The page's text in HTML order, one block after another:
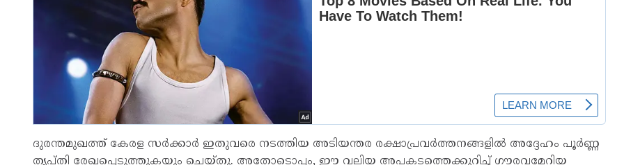
ദുരന്തമുഖത്ത് കേരള സർക്കാർ ഇതുവരെ നടത്തിയ അടിയന്തര രക്ഷാപ്രവർത്തനങ്ങളിൽ അദ്ദേഹം പൂർണ്ണ
തൃപ്തി രേഖപ്പെടുത്തുകയും ചെയ്തു. അതോടൊപ്പം, ഈ വലിയ അപകടത്തെക്കുറിച്ച് ഗൗരവമേറിയ